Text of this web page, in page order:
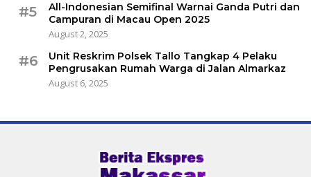
#5
All-Indonesian Semifinal Warnai Ganda Putri dan
Campuran di Macau Open 2025
August 2, 2025
#6
Unit Reskrim Polsek Tallo Tangkap 4 Pelaku
Pengrusakan Rumah Warga di Jalan Almarkaz
August 6, 2025